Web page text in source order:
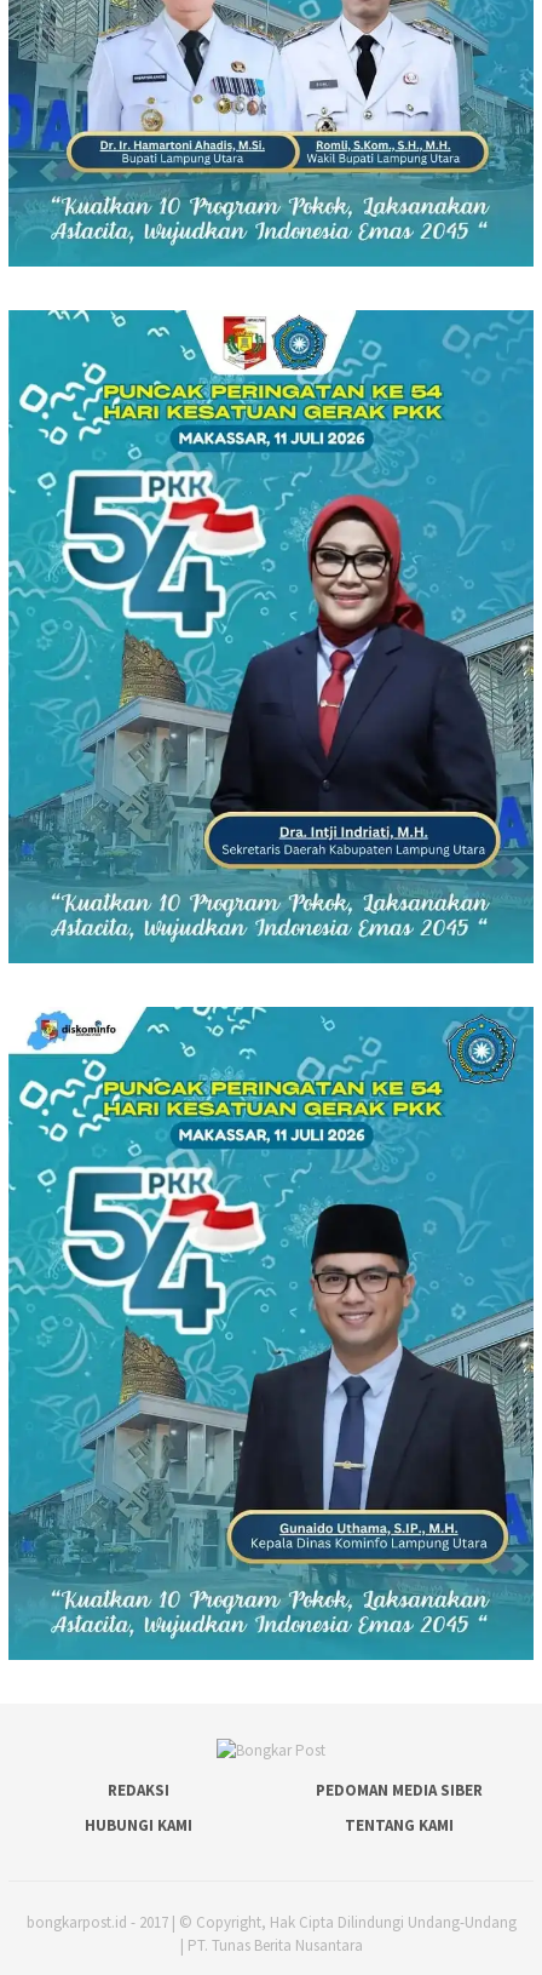
REDAKSI
PEDOMAN MEDIA SIBER
HUBUNGI KAMI
TENTANG KAMI
bongkarpost.id - 2017 | © Copyright, Hak Cipta Dilindungi Undang-Undang
| PT. Tunas Berita Nusantara